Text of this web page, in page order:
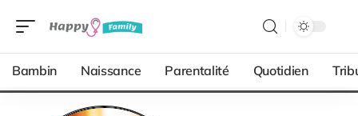
Bambin Naissance Parentalité Quotidien